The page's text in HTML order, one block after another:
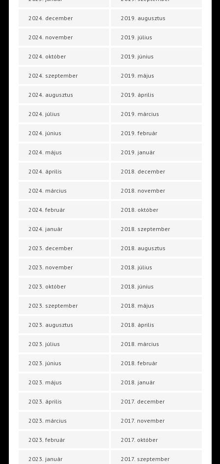
2024. december
2024. november
2024. október
2024. szeptember
2024. augusztus
2024. július
2024. június
2024. május
2024. április
2024. március
2024. február
2024. január
2023. december
2023. november
2023. október
2023. szeptember
2023. augusztus
2023. július
2023. június
2023. május
2023. április
2023. március
2023. február
2023. január
2019. augusztus
2019. július
2019. június
2019. május
2019. április
2019. március
2019. február
2019. január
2018. december
2018. november
2018. október
2018. szeptember
2018. augusztus
2018. július
2018. június
2018. május
2018. április
2018. március
2018. február
2018. január
2017. december
2017. november
2017. október
2017. szeptember